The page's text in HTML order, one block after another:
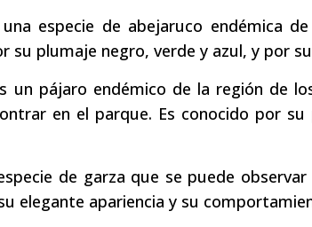
especie de abejaruco endémica
su plumaje negro, verde y azul, y por
un pájaro endémico de la región de
en el parque. Es conocido por
de garza que se puede
elegante apariencia y su